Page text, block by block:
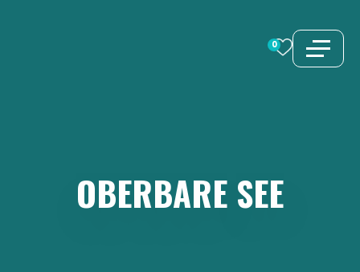
0
OBERBARE SEE